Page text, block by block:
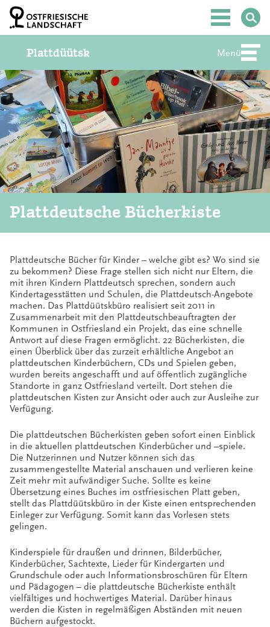
a
l
t
S
p
i
n
g
e
n
Hauptmenü
Plattdüütsk Menü
Plattdeutsche Bücherkiste
Plattdeutsche Bücher für Kinder – welche gibt es? Wo sind sie
zu bekommen? Diese Frage stellen sich nicht nur Eltern, die
mit ihren Kindern Plattdeutsch sprechen, sondern auch
Kindertagesstätten und Schulen, die Plattdeutsch-Angebote
machen. Das Plattdüütskbüro realisiert seit 2011 in
Zusammenarbeit mit den Plattdeutschbeauftragten der
Kommunen in Ostfriesland ein Projekt, das eine schnelle
Antwort auf diese Fragen ermöglicht. 22 Bücherkisten, die
einen Überblick über das zurzeit erhältliche Angebot an
plattdeutschen Kinderbüchern, CDs und Spielen geben,
wurden bereits angeschafft und auf öffentlich zugängliche
Standorte in ganz Ostfriesland verteilt. Dort stehen die
plattdeutschen Kisten zur Ansicht oder auch zur Ausleihe zur
Verfügung.
Die plattdeutschen Bücherkisten geben sofort einen Einblick
in die aktuellen plattdeutschen Kinderbücher und –spiele.
Die Nutzerinnen und Nutzer können sich das
zusammengestellte Material anschauen und verlieren keine
Zeit mehr mit aufwändiger Suche. Sollte es keine
Übersetzung eines Buches im ostfriesischen Platt geben,
stellt das Plattdüütskbüro in der Kiste einen entsprechenden
Einleger zur Verfügung. Somit kann das Vorlesen stets
gelingen.
Kinderspiele für draußen und drinnen, Bilderbücher,
Kinderbücher, Sachtexte, Lieder für Kindergarten und
Grundschule oder auch Informationsbroschüren für Eltern
und Pädagogen – die plattdeutsche Bücherkiste enthält
vielfältiges und hochwertiges Material. Darüber hinaus
werden die Kisten in regelmäßigen Abständen mit neuen
Büchern aufgestockt.